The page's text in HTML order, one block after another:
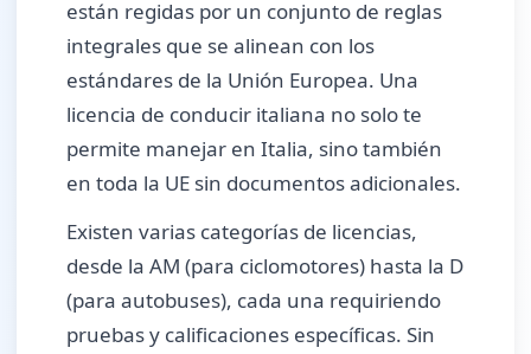
están regidas por un conjunto de reglas
integrales que se alinean con los
estándares de la Unión Europea. Una
licencia de conducir italiana no solo te
permite manejar en Italia, sino también
en toda la UE sin documentos adicionales.
Existen varias categorías de licencias,
desde la AM (para ciclomotores) hasta la D
(para autobuses), cada una requiriendo
pruebas y calificaciones específicas. Sin